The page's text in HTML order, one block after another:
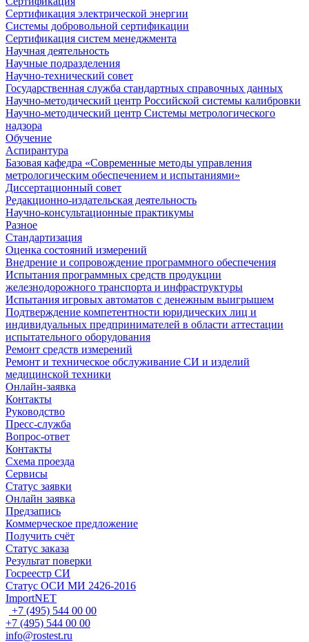
Сертификация электрической энергии
Системы добровольной сертификации
Сертификация систем менеджмента
Научная деятельность
Научные подразделения
Научно-технический совет
Государственная служба стандартных справочных данных
Научно-методический центр Российской системы калибровки
Научно-методический центр Системы метрологического
надзора
Обучение
Аспирантура
Базовая кафедра «Современные методы управления
метрологическим обеспечением и испытаниями»
Диссертационный совет
Редакционно-издательская деятельность
Научно-консультационные практикумы
Разное
Стандартизация
Оценка состояний измерений
Внедрение и сопровождение программного обеспечения
Испытания программных средств продукции
железнодорожного транспорта и инфраструктуры
Испытания игровых автоматов с денежным выигрышем
Подтверждение компетентности юридических лиц и
индивидуальных предпринимателей в области аттестации
испытательного оборудования
Ремонт средств измерений
Ремонт и техническое обслуживание СИ и изделий
медицинской техники
Онлайн-заявка
Контакты
Руководство
Пресс-служба
Вопрос-ответ
Контакты
Схема проезда
Сервисы
Статус заявки
Онлайн заявка
Предзапись
Коммерческое предложение
Получить счёт
Статус заказа
Результат поверки
Госреестр СИ
Статус ОСИ МИ 2426-2016
ImportNET
+7 (495) 544 00 00
+7 (495) 544 00 00
info@rostest.ru